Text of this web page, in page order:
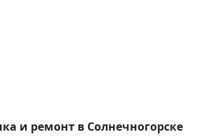
и ремонт в Солнечногорске